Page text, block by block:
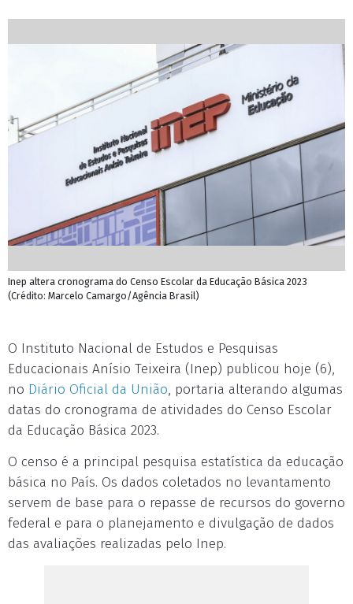
Inep altera cronograma do Censo Escolar da Educação Básica 2023
(Crédito: Marcelo Camargo/Agência Brasil)
O Instituto Nacional de Estudos e Pesquisas
Educacionais Anísio Teixeira (Inep) publicou hoje (6),
no Diário Oficial da União, portaria alterando algumas
datas do cronograma de atividades do Censo Escolar
da Educação Básica 2023.
O censo é a principal pesquisa estatística da educação
básica no País. Os dados coletados no levantamento
servem de base para o repasse de recursos do governo
federal e para o planejamento e divulgação de dados
das avaliações realizadas pelo Inep.